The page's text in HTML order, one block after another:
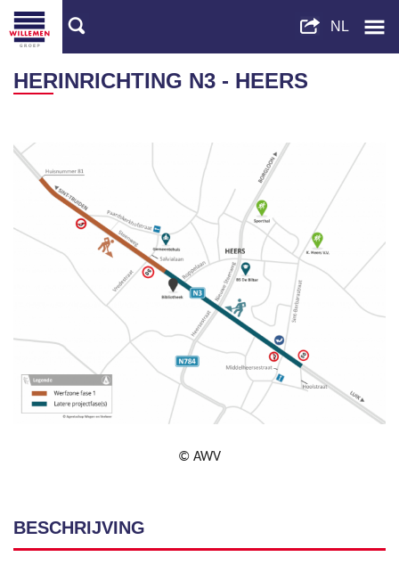
HERINRICHTING N3 - HEERS
© AWV
BESCHRIJVING